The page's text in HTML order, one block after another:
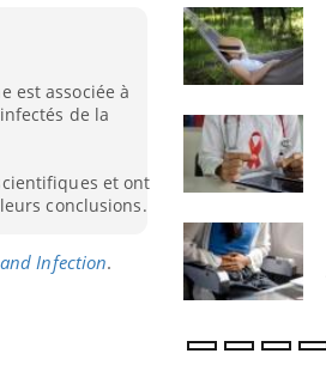
est associée à
de la
et ont
conclusions.
Infection.
GLP-1
des femmes